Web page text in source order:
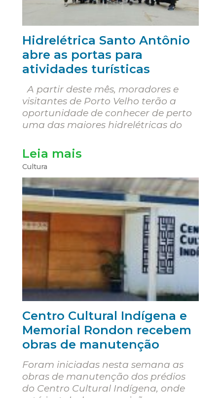
Hidrelétrica Santo Antônio
abre as portas para
atividades turísticas
A partir deste mês, moradores e
visitantes de Porto Velho terão a
oportunidade de conhecer de perto
uma das maiores hidrelétricas do
Leia mais
Cultura
Centro Cultural Indígena e
Memorial Rondon recebem
obras de manutenção
Foram iniciadas nesta semana as
obras de manutenção dos prédios
do Centro Cultural Indígena, onde